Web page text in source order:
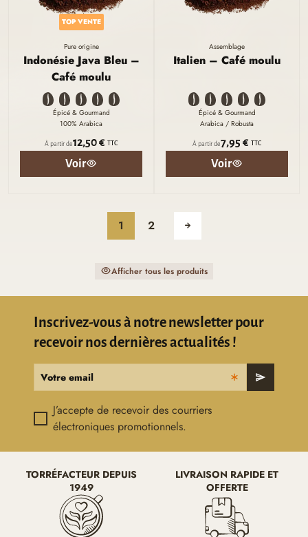
TOP VENTE
Pure origine
Indonésie Java Bleu –
Café moulu
Épicé & Gourmand
100% Arabica
À partir de12,50 € TTC
Voir
Assemblage
Italien – Café moulu
Épicé & Gourmand
Arabica / Robusta
À partir de7,95 € TTC
Voir
1 2
Afficher tous les produits
Inscrivez-vous à notre newsletter pour
recevoir nos dernières actualités !
Votre email send
J’accepte de recevoir des courriers
électroniques promotionnels.
TORRÉFACTEUR DEPUIS
1949
LIVRAISON RAPIDE ET
OFFERTE